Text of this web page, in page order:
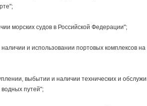
морских судов в Российской Федерации";
и использовании портовых комплексов
выбытии и наличии технических и
путей";